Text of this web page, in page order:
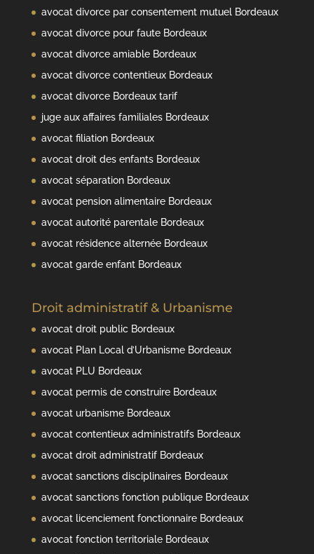
avocat divorce par consentement mutuel Bordeaux
avocat divorce pour faute Bordeaux
avocat divorce amiable Bordeaux
avocat divorce contentieux Bordeaux
avocat divorce Bordeaux tarif
juge aux affaires familiales Bordeaux
avocat filiation Bordeaux
avocat droit des enfants Bordeaux
avocat séparation Bordeaux
avocat pension alimentaire Bordeaux
avocat autorité parentale Bordeaux
avocat résidence alternée Bordeaux
avocat garde enfant Bordeaux
Droit administratif & Urbanisme
avocat droit public Bordeaux
avocat Plan Local d’Urbanisme Bordeaux
avocat PLU Bordeaux
avocat permis de construire Bordeaux
avocat urbanisme Bordeaux
avocat contentieux administratifs Bordeaux
avocat droit administratif Bordeaux
avocat sanctions disciplinaires Bordeaux
avocat sanctions fonction publique Bordeaux
avocat licenciement fonctionnaire Bordeaux
avocat fonction territoriale Bordeaux